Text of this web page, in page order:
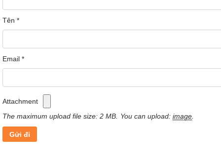
Tên *
Email *
Attachment
The maximum upload file size: 2 MB.
You can upload: image